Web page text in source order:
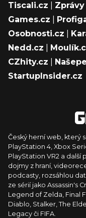
Tiscali.cz Zprávy
Games.cz
Osobnosti.cz
Nedd.cz
CZhity.cz
StartupInsider.cz
Český herní web, který
PlayStation 4, Xbox
PlayStation VR2 a
dojmy z hraní,
podcasty, rozsáhlou
ze sérií jako Assassin's
Legend of Zelda, Final
Diablo, Stalker, The
Legacy či FIFA.